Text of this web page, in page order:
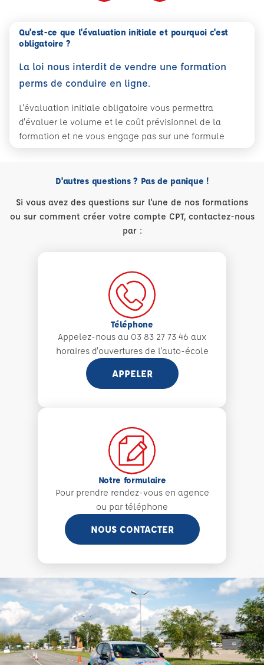
Qu'est-ce que l'évaluation initiale et pourquoi c'est
obligatoire ?
La loi nous interdit de vendre une formation
perms de conduire en ligne.
L'évaluation initiale obligatoire vous permettra
d'évaluer le volume et le coût prévisionnel de la
formation et ne vous engage pas sur une formule
D'autres questions ? Pas de panique !
Si vous avez des questions sur l'une de nos formations
ou sur comment créer votre compte CPT, contactez-nous
par :
Téléphone
Appelez-nous au 03 83 27 73 46 aux
horaires d'ouvertures de l'auto-école
APPELER
Notre formulaire
Pour prendre rendez-vous en agence
ou par téléphone
NOUS CONTACTER